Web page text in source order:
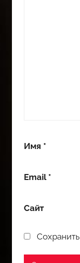
Имя *
Email *
Сайт